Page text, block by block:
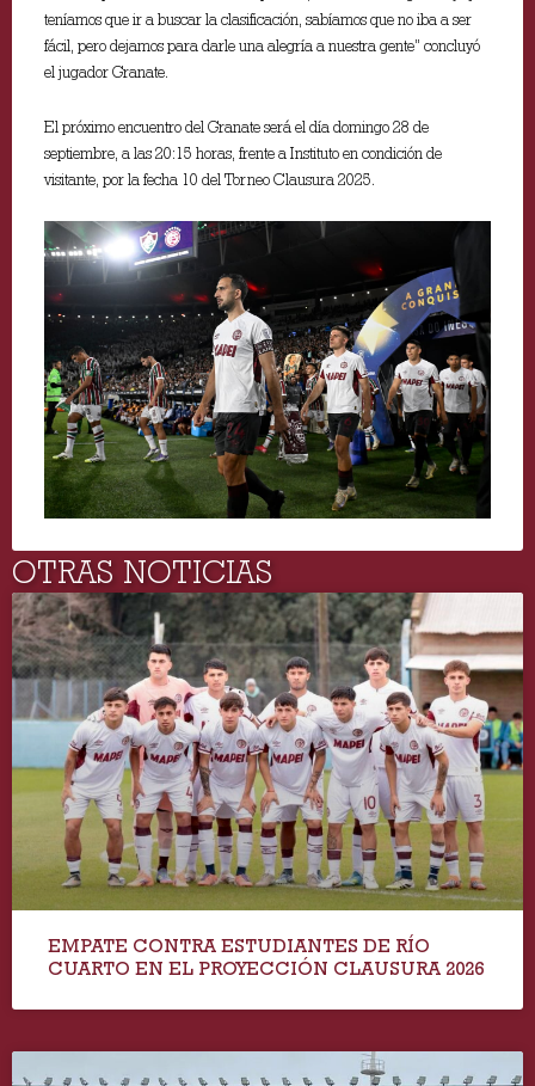
teníamos que ir a buscar la clasificación, sabíamos que no iba a ser
fácil, pero dejamos para darle una alegría a nuestra gente” concluyó
el jugador Granate.
El próximo encuentro del Granate será el día domingo 28 de
septiembre, a las 20:15 horas, frente a Instituto en condición de
visitante, por la fecha 10 del Torneo Clausura 2025.
OTRAS NOTICIAS
EMPATE CONTRA ESTUDIANTES DE RÍO
CUARTO EN EL PROYECCIÓN CLAUSURA 2026